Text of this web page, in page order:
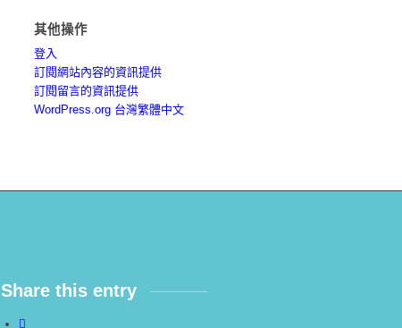
其他操作
登入
訂閱網站內容的資訊提供
訂閱留言的資訊提供
WordPress.org 台灣繁體中文
Share this entry